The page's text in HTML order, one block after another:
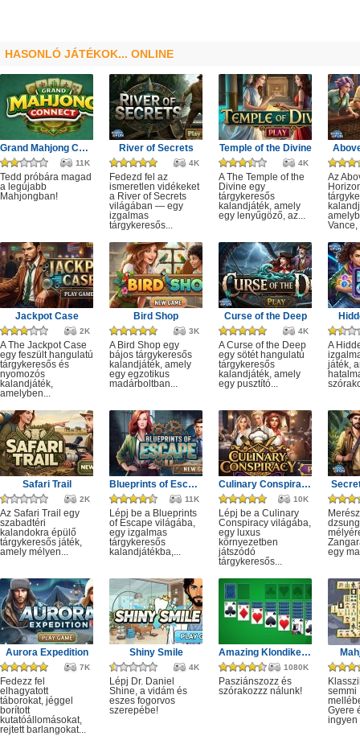
HASONLÓ JÁTÉKOK... ONLINE
Grand Mahjong Connect
11K
Tedd próbára magad
a legújabb
Mahjongban!
River of Secrets
4K
Fedezd fel az
ismeretlen vidékeket
a River of Secrets
világában — egy
izgalmas
tárgykeresős...
Temple of the Divine
4K
A The Temple of the
Divine egy
tárgykeresős
kalandjáték, amely
egy lenyűgöző, az...
Az
Vance,
Jackpot Case
2K
A The Jackpot Case
egy feszült hangulatú
tárgykeresős és
nyomozós
kalandjáték,
amelyben...
Bird Shop
3K
A Bird Shop egy
bájos tárgykeresős
kalandjáték, amely
egy egzotikus
madárboltban...
Curse of the Deep
4K
A Curse of the Deep
egy sötét hangulatú
tárgykeresős
kalandjáték, amely
egy pusztító...
A
játék,
Safari Trail
2K
Az Safari Trail egy
szabadtéri
kalandokra épülő
tárgykeresős játék,
amely mélyen...
Blueprints of Escape
11K
Lépj be a Blueprints
of Escape világába,
egy izgalmas
tárgykeresős
kalandjátékba,...
Culinary Conspiracy
10K
Lépj be a Culinary
Conspiracy világába,
egy luxus
környezetben
játszódó
tárgykeresős...
egy
Aurora Expedition
7K
Fedezz fel
elhagyatott
táborokat, jéggel
borított
kutatóállomásokat,
rejtett barlangokat...
Shiny Smile
4K
Lépj Dr. Daniel
Shine, a vidám és
eszes fogorvos
szerepébe!
Amazing Klondike Solitaire
1080K
Pasziánszozz és
szórakozzz nálunk!
semmi
Gyere
ingyen